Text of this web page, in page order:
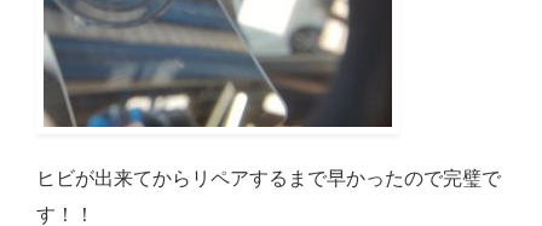
ヒビが出来てからリペアするまで早かったので完璧で
す！！